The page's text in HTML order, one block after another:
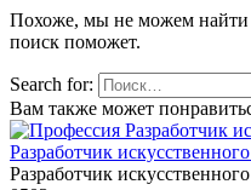
Похоже, мы не можем
поиск поможет.
Search for:
Вам также может
Разработчик
Разработчик